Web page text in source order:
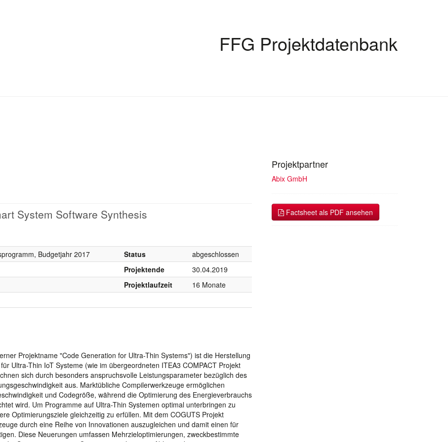
FFG Projektdatenbank
System Software Synthesis
Budgetjahr 2017 Status
abgeschlossen
Projektende
30.04.2019
Projektlaufzeit
16 Monate
Projektname "Code Generation for Ultra-Thin Systems") ist die Herstellung
Ultra-Thin IoT Systeme (wie im übergeordneten ITEA3 COMPACT Projekt
sich durch besonders anspruchsvolle Leistungsparameter bezüglich des
aus. Marktübliche Compilerwerkzeuge ermöglichen
und Codegröße, während die Optimierung des Energieverbrauchs
wird. Um Programme auf Ultra-Thin Systemen optimal unterbringen zu
Optimierungsziele gleichzeitig zu erfüllen. Mit dem COGUTS Projekt
durch eine Reihe von Innovationen auszugleichen und damit einen für
Diese Neuerungen umfassen Mehrzieloptimierungen, zweckbestimmte
Projektpartner
Abix GmbH
Factsheet als PDF ansehen